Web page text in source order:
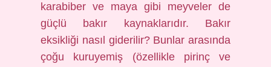
karabiber ve maya gibi meyveler de
güçlü bakır kaynaklarıdır. Bakır
eksikliği nasıl giderilir? Bunlar arasında
çoğu kuruyemiş (özellikle pirinç ve